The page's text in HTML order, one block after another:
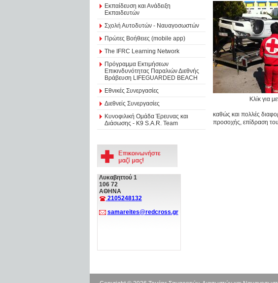
Εκπαίδευση και Ανάδειξη
Εκπαιδευτών
Σχολή Αυτοδυτών - Ναυαγοσωστών
Πρώτες Βοήθειες (mobile app)
The IFRC Learning Network
Πρόγραμμα Εκτιμήσεων
Επικινδυνότητας Παραλιών Διεθνής
Βράβευση LIFEGUARDED BEACH
Εθνικές Συνεργασίες
Διεθνείς Συνεργασίες
Κυνοφιλική Ομάδα Έρευνας και
Διάσωσης - Κ9 S.A.R. Team
Λυκαβηττού 1
106 72
ΑΘΗΝΑ
2105248132
samareites@redcross.gr
Κλίκ για
καθώς και πολλές
προσοχής, επίδραση